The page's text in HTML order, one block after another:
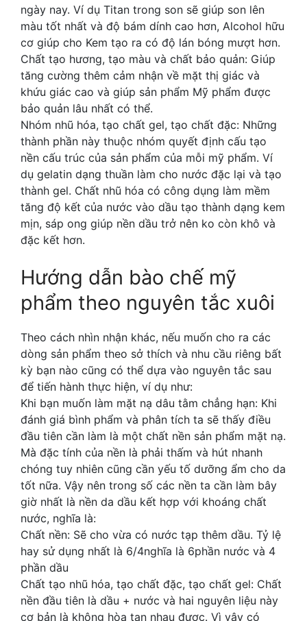
ngày nay. Ví dụ Titan trong son sẽ giúp son lên
màu tốt nhất và độ bám dính cao hơn, Alcohol hữu
cơ giúp cho Kem tạo ra có độ lán bóng mượt hơn.
Chất tạo hương, tạo màu và chất bảo quản: Giúp
tăng cường thêm cảm nhận về mặt thị giác và
khứu giác cao và giúp sản phẩm Mỹ phẩm được
bảo quản lâu nhất có thể.
Nhóm nhũ hóa, tạo chất gel, tạo chất đặc: Những
thành phần này thuộc nhóm quyết định cấu tạo
nền cấu trúc của sản phẩm của mỗi mỹ phẩm. Ví
dụ gelatin dạng thuần làm cho nước đặc lại và tạo
thành gel. Chất nhũ hóa có công dụng làm mềm
tăng độ kết của nước vào dầu tạo thành dạng kem
mịn, sáp ong giúp nền dầu trở nên ko còn khô và
đặc kết hơn.
Hướng dẫn bào chế mỹ
phẩm theo nguyên tắc xuôi
Theo cách nhìn nhận khác, nếu muốn cho ra các
dòng sản phẩm theo sở thích và nhu cầu riêng bất
kỳ bạn nào cũng có thể dựa vào nguyên tắc sau
để tiến hành thực hiện, ví dụ như:
Khi bạn muốn làm mặt nạ dâu tằm chẳng hạn: Khi
đánh giá bình phẩm và phân tích ta sẽ thấy điều
đầu tiên cần làm là một chất nền sản phẩm mặt nạ.
Mà đặc tính của nền là phải thấm và hút nhanh
chóng tuy nhiên cũng cần yếu tố dưỡng ẩm cho da
tốt nữa. Vậy nên trong số các nền ta cần làm bây
giờ nhất là nền da dầu kết hợp với khoáng chất
nước, nghĩa là:
Chất nền: Sẽ cho vừa có nước tạp thêm dầu. Tỷ lệ
hay sử dụng nhất là 6/4nghĩa là 6phần nước và 4
phần dầu
Chất tạo nhũ hóa, tạo chất đặc, tạo chất gel: Chất
nền đầu tiên là dầu + nước và hai nguyên liệu này
cơ bản là không hòa tan nhau được. Vì vậy có